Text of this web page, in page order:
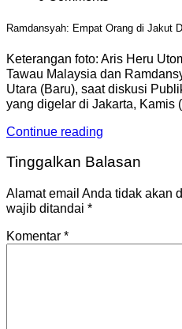
Ramdansyah: Empat Orang di Jakut
Keterangan foto: Aris Heru
Tawau Malaysia dan
Utara (Baru), saat diskusi
yang digelar di Jakarta, Kamis
Continue reading
Tinggalkan Balasan
Alamat email Anda tidak akan
wajib ditandai *
Komentar *